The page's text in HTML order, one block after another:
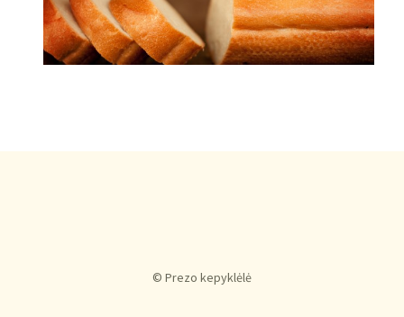
© Prezo kepyklėlė